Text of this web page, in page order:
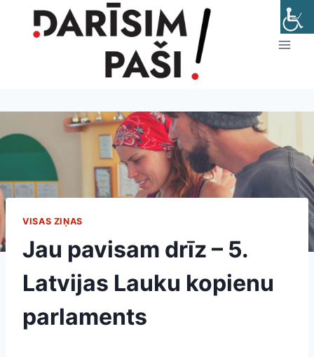
VISAS ZIŅAS
Jau pavisam drīz – 5.
Latvijas Lauku kopienu
parlaments